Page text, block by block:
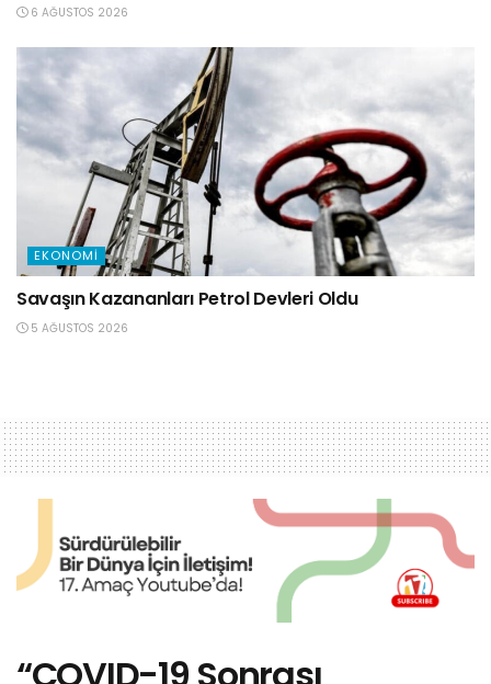
6 AĞUSTOS 2026
EKONOMI
Savaşın Kazananları Petrol Devleri Oldu
5 AĞUSTOS 2026